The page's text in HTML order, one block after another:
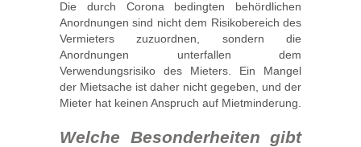
Die durch Corona bedingten behördlichen
Anordnungen sind nicht dem Risikobereich des
Vermieters zuzuordnen, sondern die
Anordnungen unterfallen dem
Verwendungsrisiko des Mieters. Ein Mangel
der Mietsache ist daher nicht gegeben, und der
Mieter hat keinen Anspruch auf Mietminderung.
Welche Besonderheiten gibt